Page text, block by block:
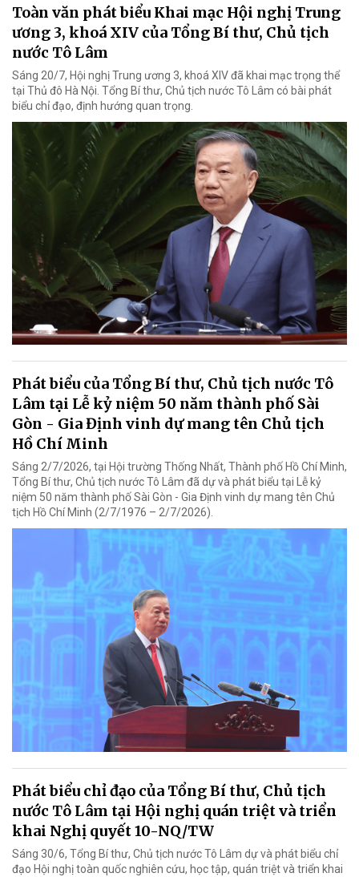
Toàn văn phát biểu Khai mạc Hội nghị Trung
ương 3, khoá XIV của Tổng Bí thư, Chủ tịch
nước Tô Lâm
Sáng 20/7, Hội nghị Trung ương 3, khoá XIV đã khai mạc trọng thể
tại Thủ đô Hà Nội. Tổng Bí thư, Chủ tịch nước Tô Lâm có bài phát
biểu chỉ đạo, định hướng quan trọng.
Phát biểu của Tổng Bí thư, Chủ tịch nước Tô
Lâm tại Lễ kỷ niệm 50 năm thành phố Sài
Gòn - Gia Định vinh dự mang tên Chủ tịch
Hồ Chí Minh
Sáng 2/7/2026, tại Hội trường Thống Nhất, Thành phố Hồ Chí Minh,
Tổng Bí thư, Chủ tịch nước Tô Lâm đã dự và phát biểu tại Lễ kỷ
niệm 50 năm thành phố Sài Gòn - Gia Định vinh dự mang tên Chủ
tịch Hồ Chí Minh (2/7/1976 – 2/7/2026).
Phát biểu chỉ đạo của Tổng Bí thư, Chủ tịch
nước Tô Lâm tại Hội nghị quán triệt và triển
khai Nghị quyết 10-NQ/TW
Sáng 30/6, Tổng Bí thư, Chủ tịch nước Tô Lâm dự và phát biểu chỉ
đạo Hội nghị toàn quốc nghiên cứu, học tập, quán triệt và triển khai